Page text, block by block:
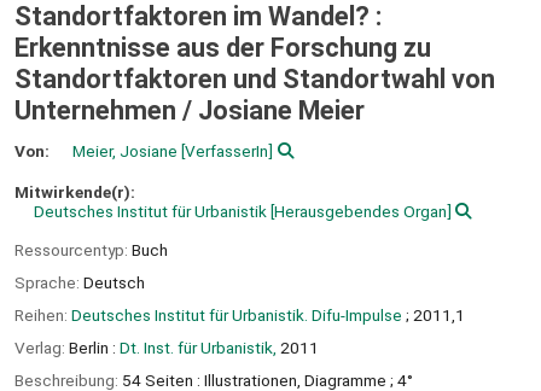
Standortfaktoren im Wandel? :
Erkenntnisse aus der Forschung zu
Standortfaktoren und Standortwahl von
Unternehmen / Josiane Meier
Von: Meier, Josiane [VerfasserIn]
Mitwirkende(r):
Deutsches Institut für Urbanistik [Herausgebendes Organ]
Ressourcentyp: Buch
Sprache: Deutsch
Reihen: Deutsches Institut für Urbanistik. Difu-Impulse ; 2011,1
Verlag: Berlin : Dt. Inst. für Urbanistik, 2011
Beschreibung: 54 Seiten : Illustrationen, Diagramme ; 4°